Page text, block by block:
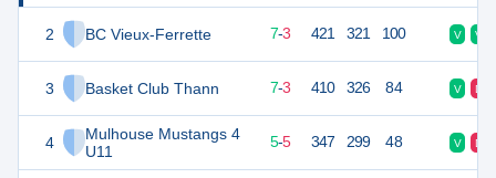
2 BC Vieux-Ferrette
3 Basket Club Thann
4
Mulhouse Mustangs 4
U11
17 7-3 421 321 100 V V
17 7-3 410 326 84 V D
15 10 5-5 347 299 48 V D